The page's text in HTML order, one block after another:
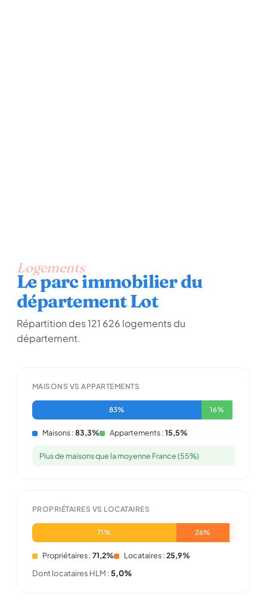
Logements
Le parc immobilier du
département Lot
Répartition des 121 626 logements du
département.
MAISONS VS APPARTEMENTS
83% 16%
Maisons :83,3% Appartements :15,5%
Plus de maisons que la moyenne France (55%)
PROPRIÉTAIRES VS LOCATAIRES
71% 26%
Propriétaires :71,2% Locataires :25,9%
Dont locataires HLM :5,0%